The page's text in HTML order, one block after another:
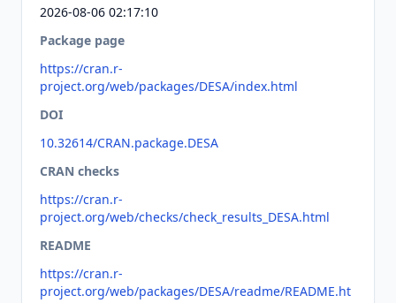
2026-08-06 02:17:10
Package page
https://cran.r-
project.org/web/packages/DESA/index.html
DOI
10.32614/CRAN.package.DESA
CRAN checks
https://cran.r-
project.org/web/checks/check_results_DESA.html
README
https://cran.r-
project.org/web/packages/DESA/readme/README.ht